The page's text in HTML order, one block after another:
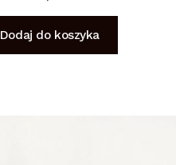
Dodaj do koszyka